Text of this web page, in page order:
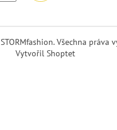
Vytvořil Shoptet
STORMfashion. Všechna práva